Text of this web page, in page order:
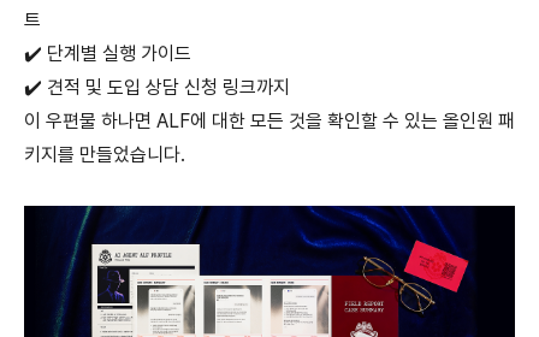
트
✔️ 단계별 실행 가이드
✔️ 견적 및 도입 상담 신청 링크까지
이 우편물 하나면 ALF에 대한 모든 것을 확인할 수 있는 올인원 패
키지를 만들었습니다.